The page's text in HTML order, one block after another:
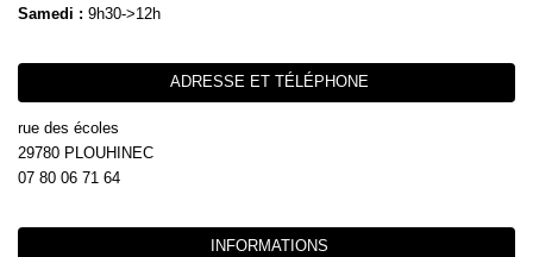
Samedi : 9h30->12h
ADRESSE ET TÉLÉPHONE
rue des écoles
29780 PLOUHINEC
07 80 06 71 64
INFORMATIONS